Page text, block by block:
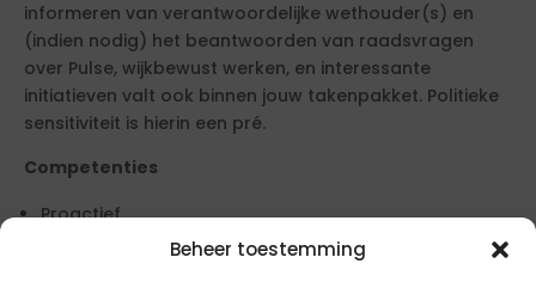
Beheer toestemming
informeren van verantwoordelijke wethouder(s) en
(indien nodig) het beantwoorden van raadsvragen
over Pulse, wijkbewust werken, en interessante
initiatieven valt ook binnen jouw takenpakket. Politieke
sensitiviteit is hierin een pré.
Competenties
Proactief
Oplossingsgericht